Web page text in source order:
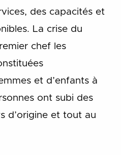
des capacités et
La crise du
chef les
et d’enfants à
ont subi des
d’origine et tout au